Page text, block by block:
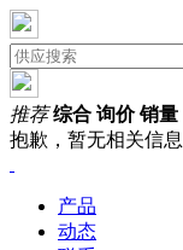
推荐 综合 询价 销量
抱歉，暂无相关信息
产品
动态